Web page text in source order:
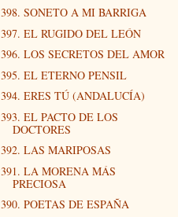
398. SONETO A MI BARRIGA
397. EL RUGIDO DEL LEÓN
396. LOS SECRETOS DEL AMOR
395. EL ETERNO PENSIL
394. ERES TÚ (ANDALUCÍA)
393. EL PACTO DE LOS
DOCTORES
392. LAS MARIPOSAS
391. LA MORENA MÁS
PRECIOSA
390. POETAS DE ESPAÑA